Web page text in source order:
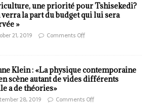
une priorité pour Tshisekedi?
verra la part du budget qui lui sera
»
21, 2019 Comments Off
Klein : «La physique contemporaine
scène autant de vides différents
a de théories»
28, 2019 Comments Off